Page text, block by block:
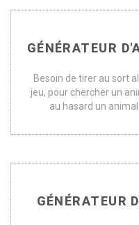
GÉNÉRATEUR
Besoin de tirer au sort
jeu, pour chercher un
au hasard un
GÉNÉRATEUR